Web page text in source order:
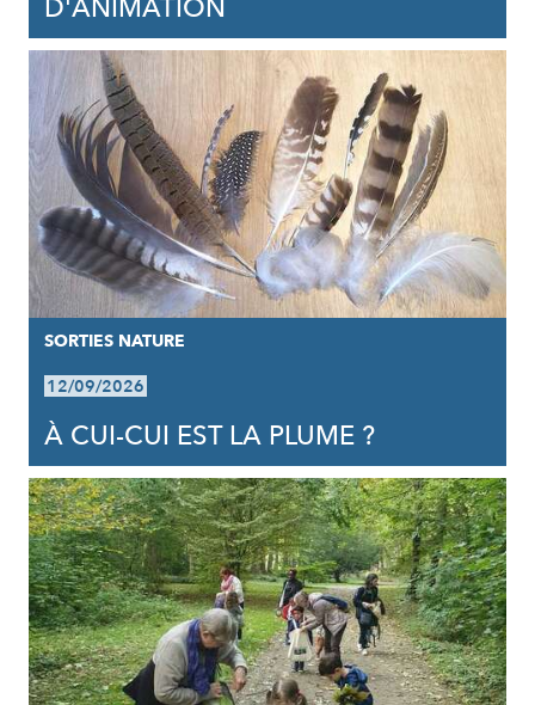
D'ANIMATION
SORTIES NATURE
12/09/2026
À CUI-CUI EST LA PLUME ?